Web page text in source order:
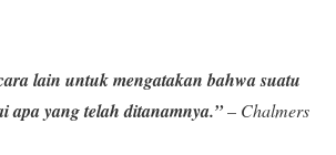
lain untuk mengatakan bahwa suatu
apa yang telah ditanamnya.”– Chalmers